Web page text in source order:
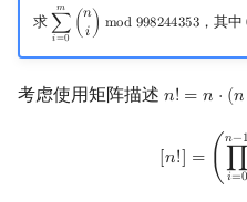
求
𝑚
∑
𝑖=0
(𝑛
𝑖 ) mod 998244353
∑i 0 m( n i)mod998244353 ，其中
考虑使用矩阵描述 𝑛! = 𝑛 ⋅ (𝑛
n! =n (n − 1)!
[𝑛!] = (
𝑛−1
∏
𝑖=0
∏i=0n